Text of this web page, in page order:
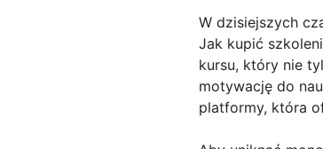
W dzisiejszych
Jak kupić
kursu, który nie
motywację do
platformy, która